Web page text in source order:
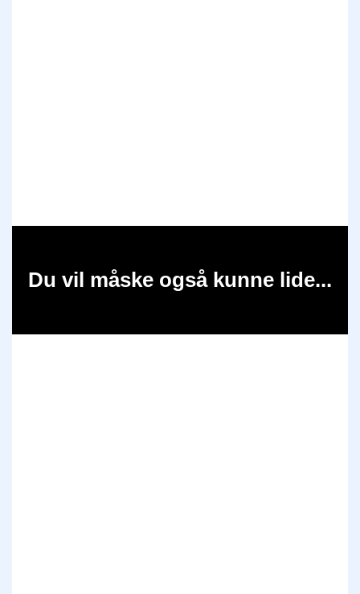
Du vil måske også kunne lide...